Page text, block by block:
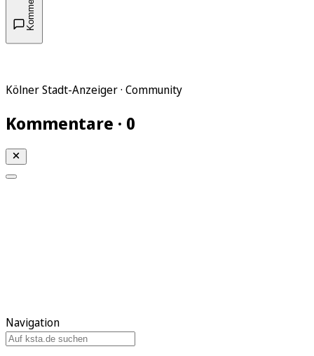
Kölner Stadt-Anzeiger · Community
Kommentare · 0
Navigation